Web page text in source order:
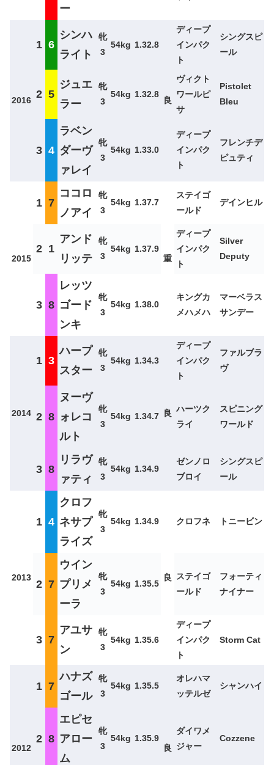
ー
2016
1 6
シンハ
ライト
牝
3
54kg 1.32.8
良
ディープ
インパク
ト
シングスピ
ール
2 5
ジュエ
ラー
牝
3
54kg 1.32.8
ヴィクト
ワールピ
サ
Pistolet
Bleu
3 4
ラベン
ダーヴ
ァレイ
牝
3
54kg 1.33.0
ディープ
インパク
ト
フレンチデ
ピュティ
2015
1 7
ココロ
ノアイ
牝
3
54kg 1.37.7
重
ステイゴ
ールド
デインヒル
2 1
アンド
リッテ
牝
3
54kg 1.37.9
ディープ
インパク
ト
Silver
Deputy
3 8
レッツ
ゴード
ンキ
牝
3
54kg 1.38.0
キングカ
メハメハ
マーベラス
サンデー
2014
1 3
ハープ
スター
牝
3
54kg 1.34.3
良
ディープ
インパク
ト
ファルブラ
ヴ
2 8
ヌーヴ
ォレコ
ルト
牝
3
54kg 1.34.7
ハーツク
ライ
スピニング
ワールド
3 8
リラヴ
ァティ
牝
3
54kg 1.34.9
ゼンノロ
ブロイ
シングスピ
ール
2013
1 4
クロフ
ネサプ
ライズ
牝
3
54kg 1.34.9
良
クロフネ トニービン
2 7
ウイン
プリメ
ーラ
牝
3
54kg 1.35.5
ステイゴ
ールド
フォーティ
ナイナー
3 7
アユサ
ン
牝
3
54kg 1.35.6
ディープ
インパク
ト
Storm Cat
2012
1 7
ハナズ
ゴール
牝
3
54kg 1.35.5
良
オレハマ
ッテルゼ
シャンハイ
2 8
エピセ
アロー
ム
牝
3
54kg 1.35.9
ダイワメ
ジャー
Cozzene